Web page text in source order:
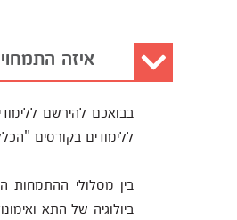
איזה
בבואכם להירשם
ללימודים בקורסים
בין מסלולי ההתמחות
ביולוגיה של התא